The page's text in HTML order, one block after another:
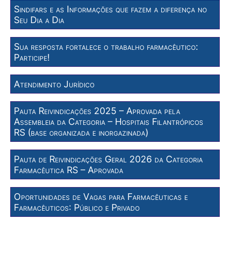
Sindifars e as Informações que fazem a diferença no
Seu Dia a Dia
Sua resposta fortalece o trabalho farmacêutico:
Participe!
Atendimento Jurídico
Pauta Reivindicações 2025 – Aprovada pela
Assembleia da Categoria – Hospitais Filantrópicos
RS (base organizada e inorgazinada)
Pauta de Reivindicações Geral 2026 da Categoria
Farmacêutica RS – Aprovada
Oportunidades de Vagas para Farmacêuticas e
Farmacêuticos: Público e Privado